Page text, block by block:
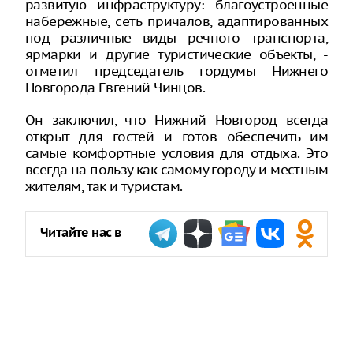
развитую инфраструктуру: благоустроенные
набережные, сеть причалов, адаптированных
под различные виды речного транспорта,
ярмарки и другие туристические объекты, -
отметил председатель гордумы Нижнего
Новгорода Евгений Чинцов.
Он заключил, что Нижний Новгород всегда
открыт для гостей и готов обеспечить им
самые комфортные условия для отдыха. Это
всегда на пользу как самому городу и местным
жителям, так и туристам.
Читайте нас в